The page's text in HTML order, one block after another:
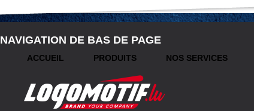
NAVIGATION DE BAS DE PAGE
ACCUEIL PRODUITS NOS SERVICES